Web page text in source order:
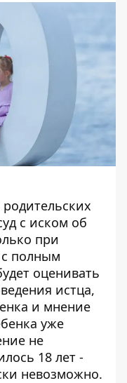
с иском об
при
полным
оценивать
истца,
и мнение
уже
не
18 лет -
невозможно.